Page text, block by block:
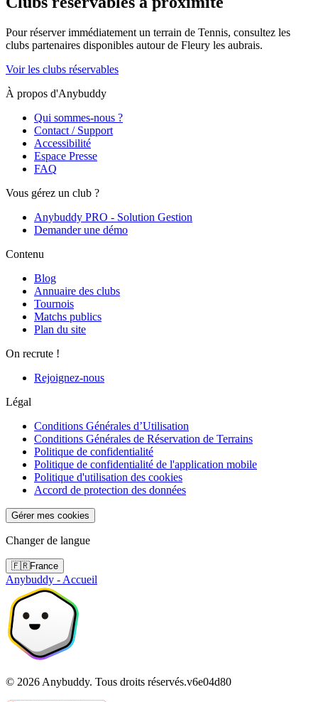
Pour réserver immédiatement un terrain de Tennis, consultez les
clubs partenaires disponibles autour de Fleury les aubrais.
Voir les clubs réservables
À propos d'Anybuddy
Qui sommes-nous ?
Contact / Support
Accessibilité
Espace Presse
FAQ
Vous gérez un club ?
Anybuddy PRO - Solution Gestion
Demander une démo
Contenu
Blog
Annuaire des clubs
Tournois
Matchs publics
Plan du site
On recrute !
Rejoignez-nous
Légal
Conditions Générales d’Utilisation
Conditions Générales de Réservation de Terrains
Politique de confidentialité
Politique de confidentialité de l'application mobile
Politique d'utilisation des cookies
Accord de protection des données
Gérer mes cookies
Changer de langue
🇫🇷France
Anybuddy - Accueil
© 2026 Anybuddy. Tous droits réservés.v6e04d80